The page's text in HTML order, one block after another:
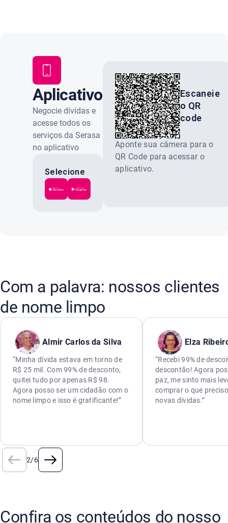
Aplicativo
Serasa
Negocie dívidas e
acesse todos os
serviços da Serasa
no aplicativo
100% seguro.
Selecione
a loja do
seu
Escaneie
o QR
code
Aponte sua câmera para o
QR Code para acessar o
aplicativo.
Com a palavra: nossos clientes
de nome limpo
Almir Carlos da Silva
“Minha dívida estava em torno de
R$ 25 mil. Com 99% de desconto,
quitei tudo por apenas R$ 98.
Agora posso ser um cidadão com o
nome limpo e isso é gratificante!”
Elza
“Recebi 99% de
descontão! Agora
paz, me sinto mais
comprar o que
novas dívidas.”
2/6
Confira os conteúdos do nosso